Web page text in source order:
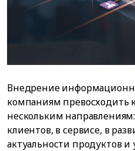
Внедрение
компаниям превосходить
нескольким
клиентов, в сервисе, в
актуальности продуктов и